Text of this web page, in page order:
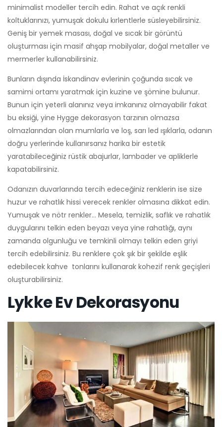
minimalist modeller tercih edin. Rahat ve açık renkli
koltuklarınızı, yumuşak dokulu kırlentlerle süsleyebilirsiniz.
Geniş bir yemek masası, doğal ve sıcak bir görüntü
oluşturması için masif ahşap mobilyalar, doğal metaller ve
mermerler kullanabilirsiniz.
Bunların dışında İskandinav evlerinin çoğunda sıcak ve
samimi ortamı yaratmak için kuzine ve şömine bulunur.
Bunun için yeterli alanınız veya imkanınız olmayabilir fakat
bu eksiği, yine Hygge dekorasyon tarzının olmazsa
olmazlarından olan mumlarla ve loş, sarı led ışıklarla, odanın
doğru yerlerinde kullanırsanız harika bir estetik
yaratabileceğiniz rüstik abajurlar, lambader ve apliklerle
kapatabilirsiniz.
Odanızın duvarlarında tercih edeceğiniz renklerin ise size
huzur ve rahatlık hissi verecek renkler olmasına dikkat edin.
Yumuşak ve nötr renkler… Mesela, temizlik, saflık ve rahatlık
duygularını telkin eden beyazı veya yine rahatlığı, aynı
zamanda olgunluğu ve temkinli olmayı telkin eden griyi
tercih edebilirsiniz. Bu renklere çok şık bir şekilde eşlik
edebilecek kahve tonlarını kullanarak kohezif renk geçişleri
oluşturabilirsiniz.
Lykke Ev Dekorasyonu